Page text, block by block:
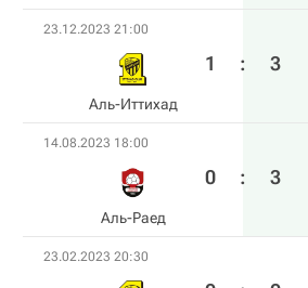
23.12.2023 21:00
Аль-Иттихад
1 : 3
14.08.2023 18:00
Аль-Раед
0 : 3
23.02.2023 20:30